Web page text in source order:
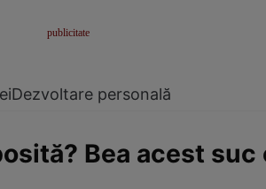
Dezvoltare personală
Bea acest